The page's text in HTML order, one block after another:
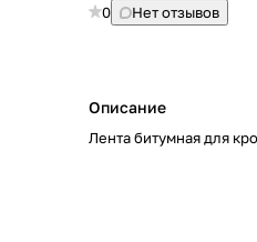
0 Нет отзывов
Описание
Лента битумная для